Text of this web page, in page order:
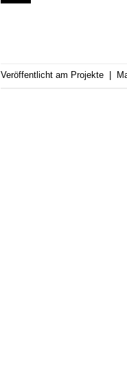
Veröffentlicht am Projekte